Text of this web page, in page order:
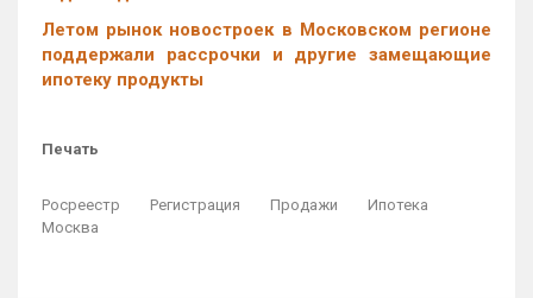
Летом рынок новостроек в Московском регионе
поддержали рассрочки и другие замещающие
ипотеку продукты
Печать
Росреестр Регистрация Продажи
Ипотека
Москва